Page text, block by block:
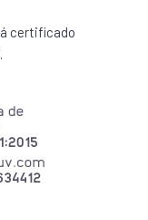
certificado